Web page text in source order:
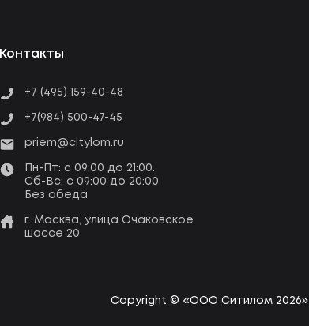
Контакты
+7 (495) 159-40-48
+7(984) 500-47-45
priem@citylom.ru
Пн-Пт: c 09:00 до 21:00.
Сб-Вс: c 09:00 до 20:00
Без обеда
г. Москва, улица Очаковское
шоссе 20
Copyright © «ООО Ситилом 2026»